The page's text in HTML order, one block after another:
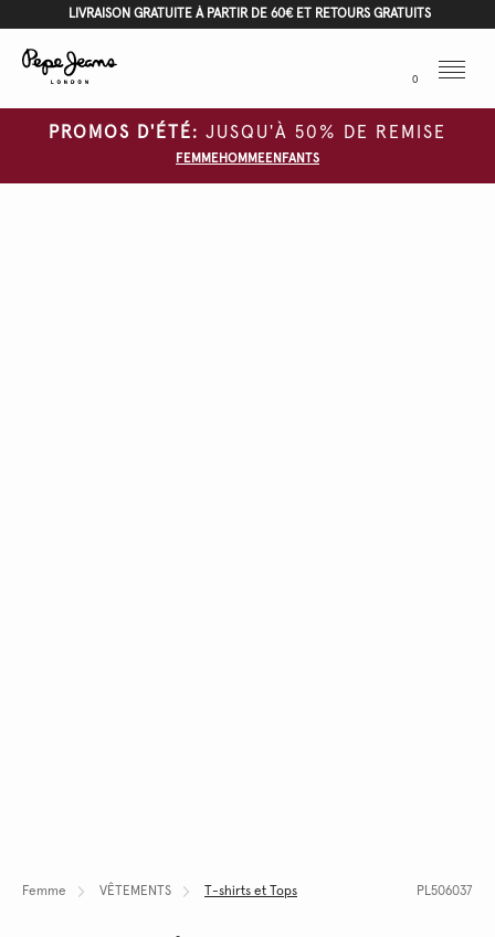
LIVRAISON GRATUITE À PARTIR DE 60€ ET RETOURS GRATUITS
0
Menu
PROMOS D'ÉTÉ: JUSQU'À 50% DE REMISE
FEMMEHOMMEENFANTS
Femme VÊTEMENTS T-shirts et Tops PL506037